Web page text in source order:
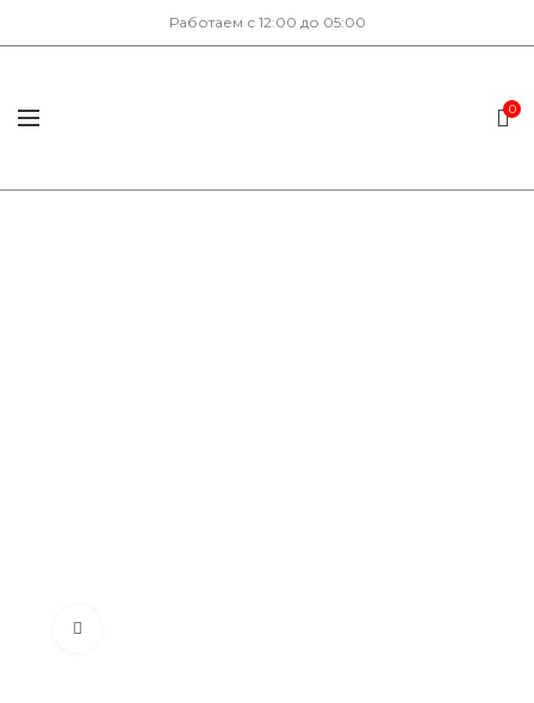
Работаем с 12:00 до 05:00
0